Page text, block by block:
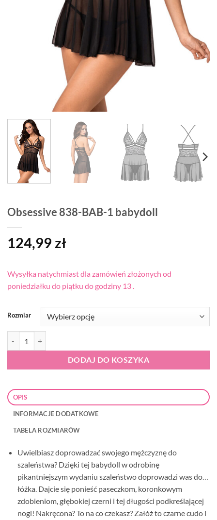
Obsessive 838-BAB-1 babydoll
124,99 zł
Wysyłka natychmiast dla zamówień złożonych od
poniedziałku do piątku do godziny 13 .
Rozmiar
DODAJ DO KOSZYKA
OPIS
INFORMACJE DODATKOWE
TABELA ROZMIARÓW
Uwielbiasz doprowadzać swojego mężczyznę do
szaleństwa? Dzięki tej babydoll w odrobinę
pikantniejszym wydaniu szaleństwo doprowadzi was do…
łóżka. Dajcie się ponieść paseczkom, koronkowym
zdobieniom, głębokiej czerni i tej długości podkreślającej
nogi! Nakręcona? To na co czekasz? Załóż to czarne cudo i